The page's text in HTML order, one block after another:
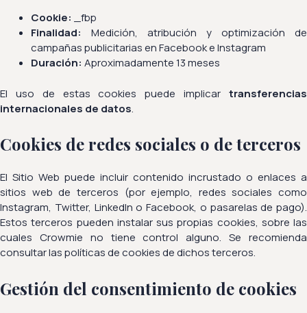
Cookie: _fbp
Finalidad: Medición, atribución y optimización de
campañas publicitarias en Facebook e Instagram
Duración: Aproximadamente 13 meses
El uso de estas cookies puede implicar transferencias
internacionales de datos.
Cookies de redes sociales o de terceros
El Sitio Web puede incluir contenido incrustado o enlaces a
sitios web de terceros (por ejemplo, redes sociales como
Instagram, Twitter, LinkedIn o Facebook, o pasarelas de pago).
Estos terceros pueden instalar sus propias cookies, sobre las
cuales Crowmie no tiene control alguno. Se recomienda
consultar las políticas de cookies de dichos terceros.
Gestión del consentimiento de cookies